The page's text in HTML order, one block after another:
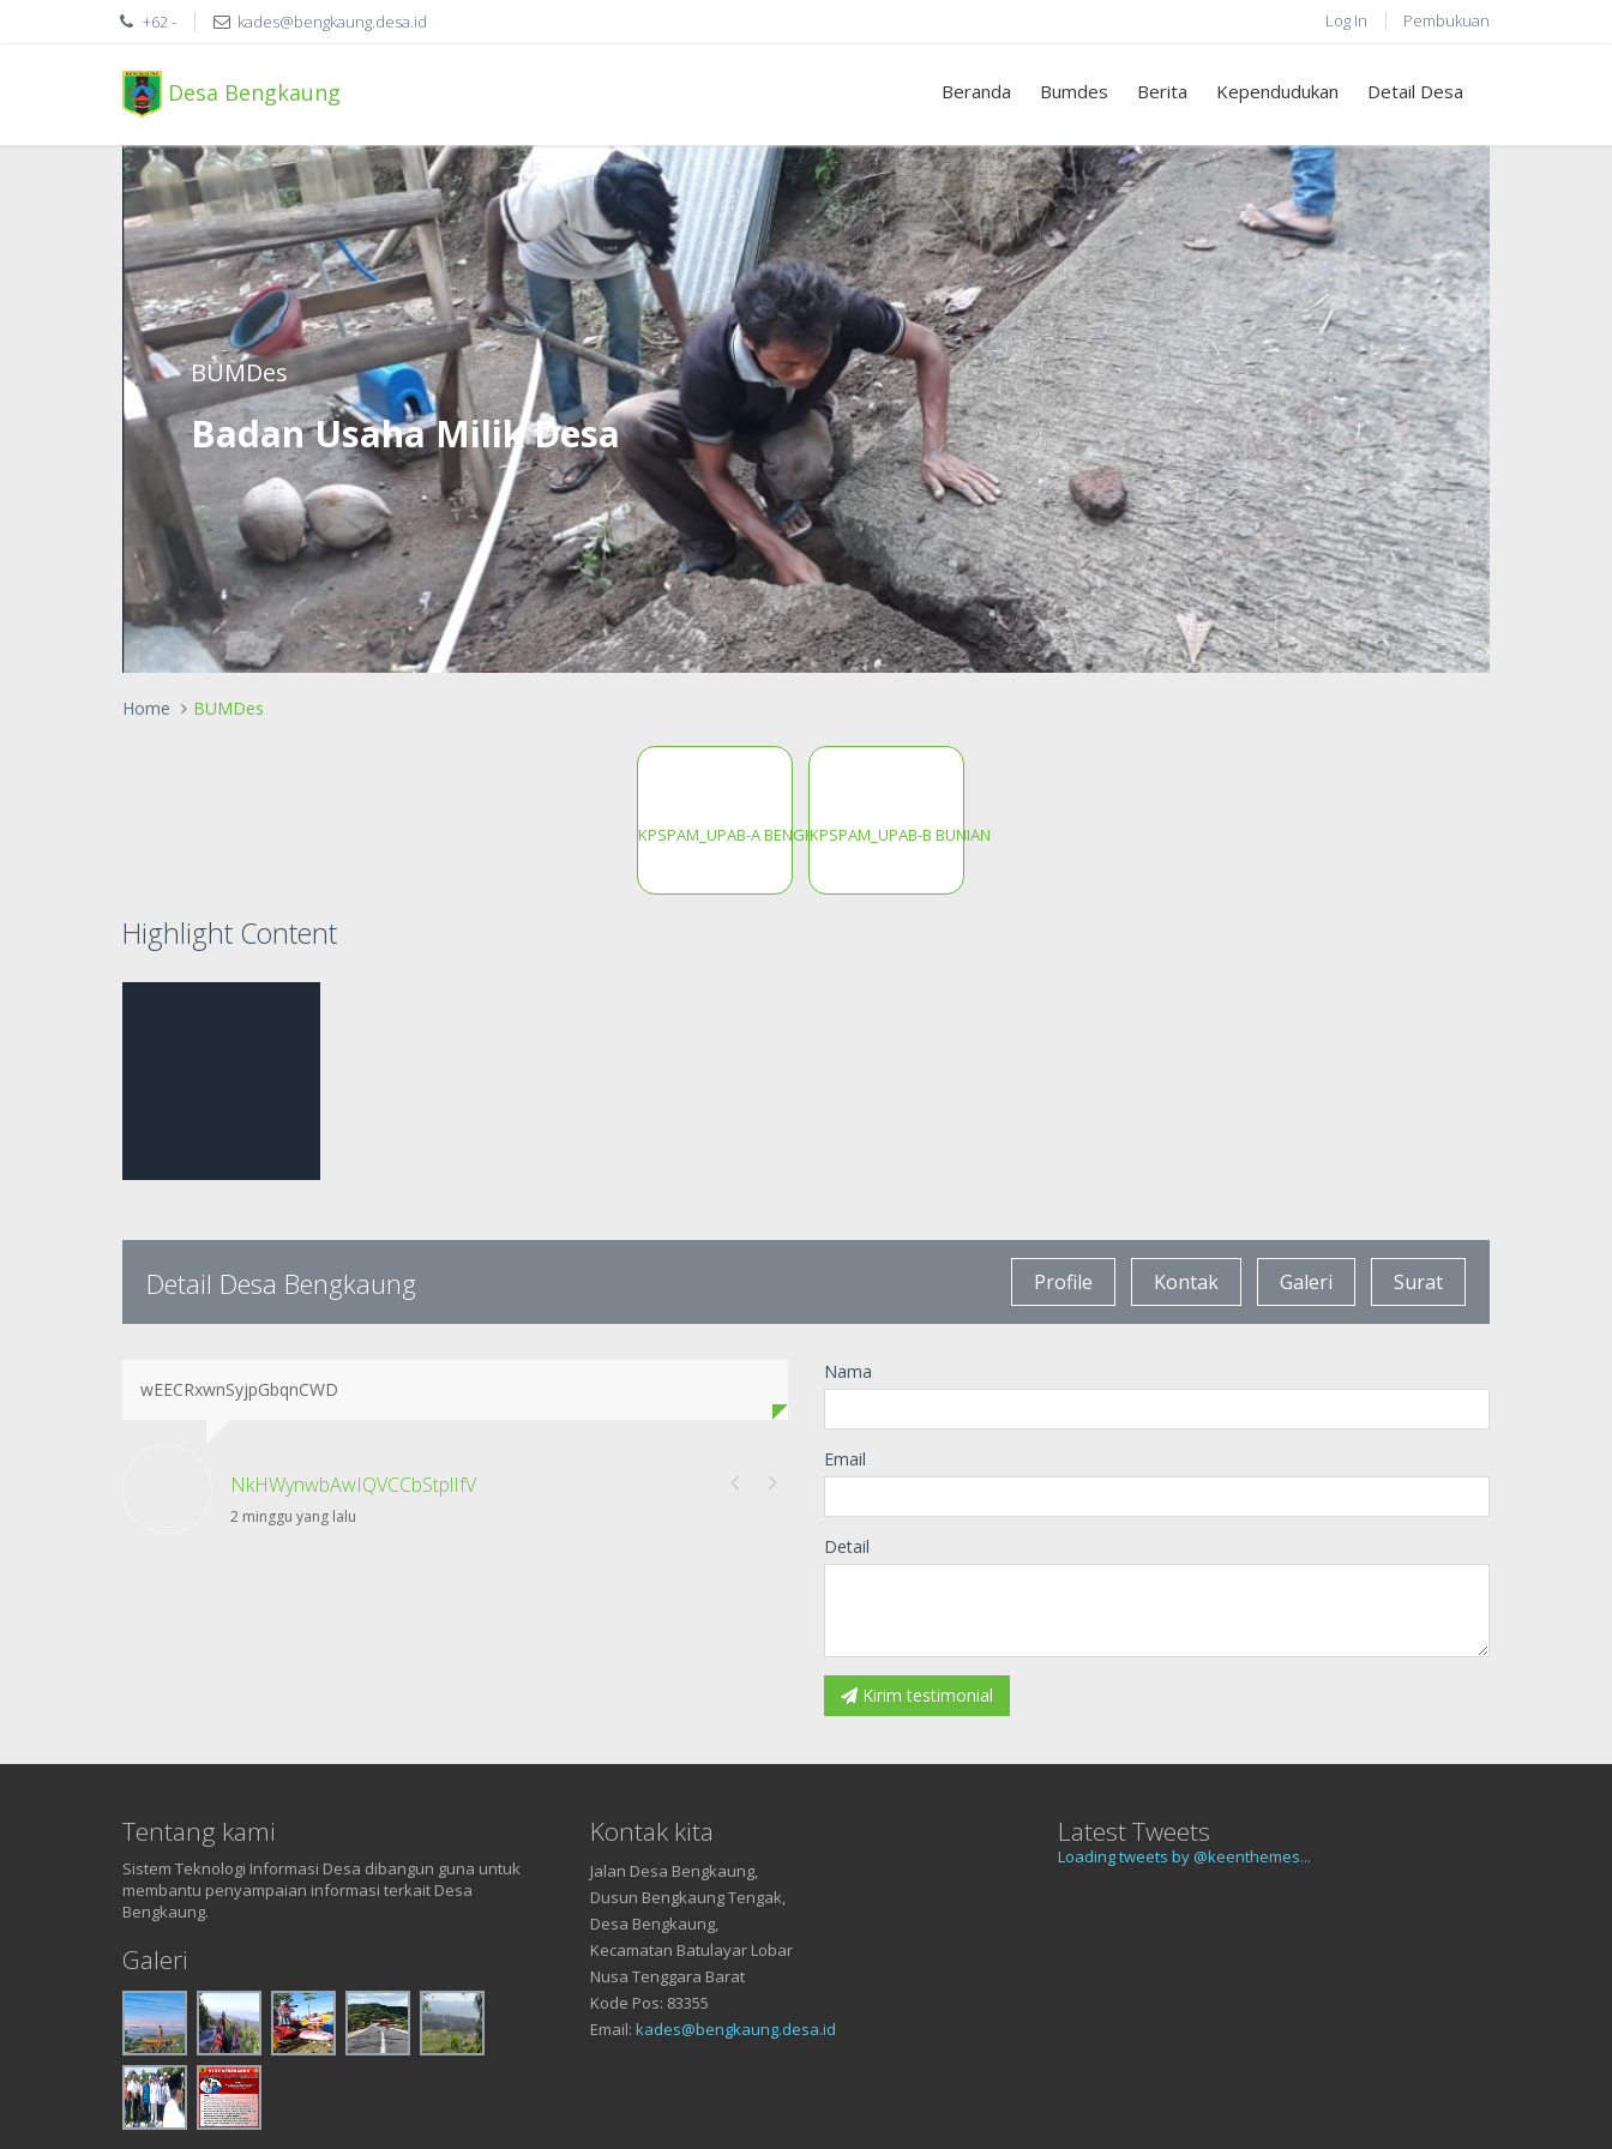
+62 - kades@bengkaung.desa.id Log In Pembukuan
Desa Bengkaung Beranda Bumdes Berita Kependudukan Detail Desa
BUMDes
Badan Usaha Milik Desa
Home BUMDes
KPSPAM_UPAB-A BENGKAUNG DAYEKPSPAM_UPAB-B BUNIAN
Highlight Content
Detail Desa Bengkaung Profile Kontak Galeri Surat
wEECRxwnSyjpGbqnCWD
NkHWynwbAwIQVCCbStplIfV
2 minggu yang lalu
Nama
Email
Detail
Kirim testimonial
Tentang kami
Sistem Teknologi Informasi Desa dibangun guna untuk
membantu penyampaian informasi terkait Desa
Bengkaung.
Galeri
Kontak kita
Jalan Desa Bengkaung,
Dusun Bengkaung Tengak,
Desa Bengkaung,
Kecamatan Batulayar Lobar
Nusa Tenggara Barat
Kode Pos: 83355
Email: kades@bengkaung.desa.id
Latest Tweets
Loading tweets by @keenthemes...